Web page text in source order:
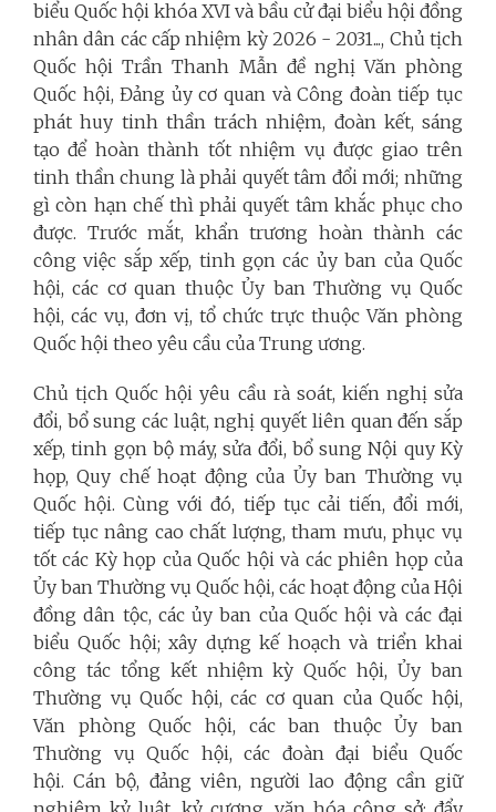
biểu Quốc hội khóa XVI và bầu cử đại biểu hội đồng
nhân dân các cấp nhiệm kỳ 2026 - 2031..., Chủ tịch
Quốc hội Trần Thanh Mẫn đề nghị Văn phòng
Quốc hội, Đảng ủy cơ quan và Công đoàn tiếp tục
phát huy tinh thần trách nhiệm, đoàn kết, sáng
tạo để hoàn thành tốt nhiệm vụ được giao trên
tinh thần chung là phải quyết tâm đổi mới; những
gì còn hạn chế thì phải quyết tâm khắc phục cho
được. Trước mắt, khẩn trương hoàn thành các
công việc sắp xếp, tinh gọn các ủy ban của Quốc
hội, các cơ quan thuộc Ủy ban Thường vụ Quốc
hội, các vụ, đơn vị, tổ chức trực thuộc Văn phòng
Quốc hội theo yêu cầu của Trung ương.
Chủ tịch Quốc hội yêu cầu rà soát, kiến nghị sửa
đổi, bổ sung các luật, nghị quyết liên quan đến sắp
xếp, tinh gọn bộ máy, sửa đổi, bổ sung Nội quy Kỳ
họp, Quy chế hoạt động của Ủy ban Thường vụ
Quốc hội. Cùng với đó, tiếp tục cải tiến, đổi mới,
tiếp tục nâng cao chất lượng, tham mưu, phục vụ
tốt các Kỳ họp của Quốc hội và các phiên họp của
Ủy ban Thường vụ Quốc hội, các hoạt động của Hội
đồng dân tộc, các ủy ban của Quốc hội và các đại
biểu Quốc hội; xây dựng kế hoạch và triển khai
công tác tổng kết nhiệm kỳ Quốc hội, Ủy ban
Thường vụ Quốc hội, các cơ quan của Quốc hội,
Văn phòng Quốc hội, các ban thuộc Ủy ban
Thường vụ Quốc hội, các đoàn đại biểu Quốc
hội.Cán bộ, đảng viên, người lao động cần giữ